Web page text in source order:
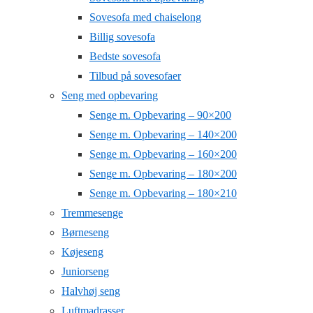
Sovesofa med chaiselong
Billig sovesofa
Bedste sovesofa
Tilbud på sovesofaer
Seng med opbevaring
Senge m. Opbevaring – 90×200
Senge m. Opbevaring – 140×200
Senge m. Opbevaring – 160×200
Senge m. Opbevaring – 180×200
Senge m. Opbevaring – 180×210
Tremmesenge
Børneseng
Køjeseng
Juniorseng
Halvhøj seng
Luftmadrasser